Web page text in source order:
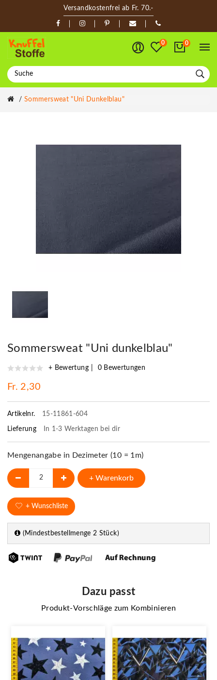
Versandkostenfrei ab Fr. 70.-
0 0
Sommersweat "Uni Dunkelblau"
Sommersweat "Uni dunkelblau"
+ Bewertung 0 Bewertungen
Fr. 2,30
Artikelnr. 15-11861-604
Lieferung In 1-3 Werktagen bei dir
Mengenangabe in Dezimeter (10 = 1m)
+ Warenkorb
+ Wunschliste
(Mindestbestellmenge 2 Stück)
Dazu passt
Produkt-Vorschläge zum Kombinieren